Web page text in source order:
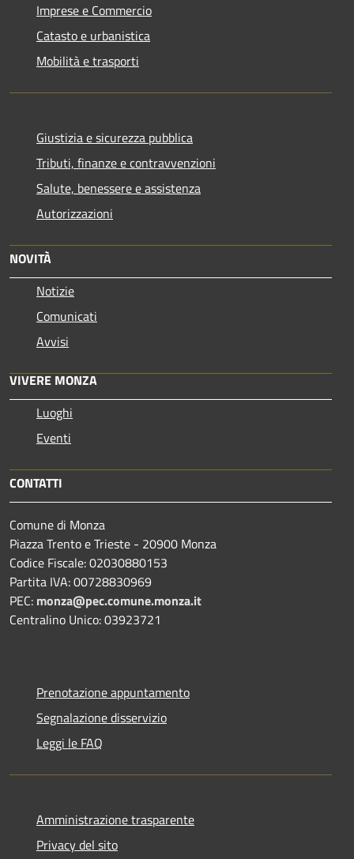
Imprese e Commercio
Catasto e urbanistica
Mobilità e trasporti
Giustizia e sicurezza pubblica
Tributi, finanze e contravvenzioni
Salute, benessere e assistenza
Autorizzazioni
NOVITÀ
Notizie
Comunicati
Avvisi
VIVERE MONZA
Luoghi
Eventi
CONTATTI
Comune di Monza
Piazza Trento e Trieste - 20900 Monza
Codice Fiscale: 02030880153
Partita IVA: 00728830969
PEC: monza@pec.comune.monza.it
Centralino Unico: 03923721
Prenotazione appuntamento
Segnalazione disservizio
Leggi le FAQ
Amministrazione trasparente
Privacy del sito